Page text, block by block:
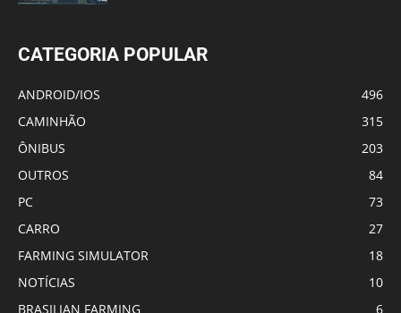
CATEGORIA POPULAR
ANDROID/IOS
496
CAMINHÃO
315
ÔNIBUS
203
OUTROS
84
PC
73
CARRO
27
FARMING SIMULATOR
18
NOTÍCIAS
10
BRASILIAN FARMING
6